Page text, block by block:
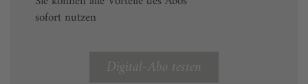
sofort nutzen
Digital-Abo testen